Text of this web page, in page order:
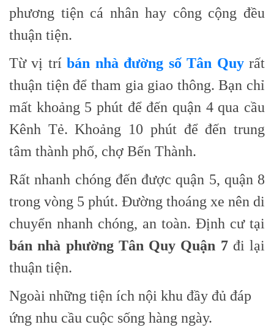
phương tiện cá nhân hay công cộng đều
thuận tiện.
Từ vị tríbán nhà đường số Tân Quyrất
thuận tiện để tham gia giao thông. Bạn chỉ
mất khoảng 5 phút để đến quận 4 qua cầu
Kênh Tẻ. Khoảng 10 phút để đến trung
tâm thành phố, chợ Bến Thành.
Rất nhanh chóng đến được quận 5, quận 8
trong vòng 5 phút. Đường thoáng xe nên di
chuyển nhanh chóng, an toàn. Định cư tại
bán nhà phường Tân Quy Quận 7 đi lại
thuận tiện.
Ngoài những tiện ích nội khu đầy đủ đáp
ứng nhu cầu cuộc sống hàng ngày.